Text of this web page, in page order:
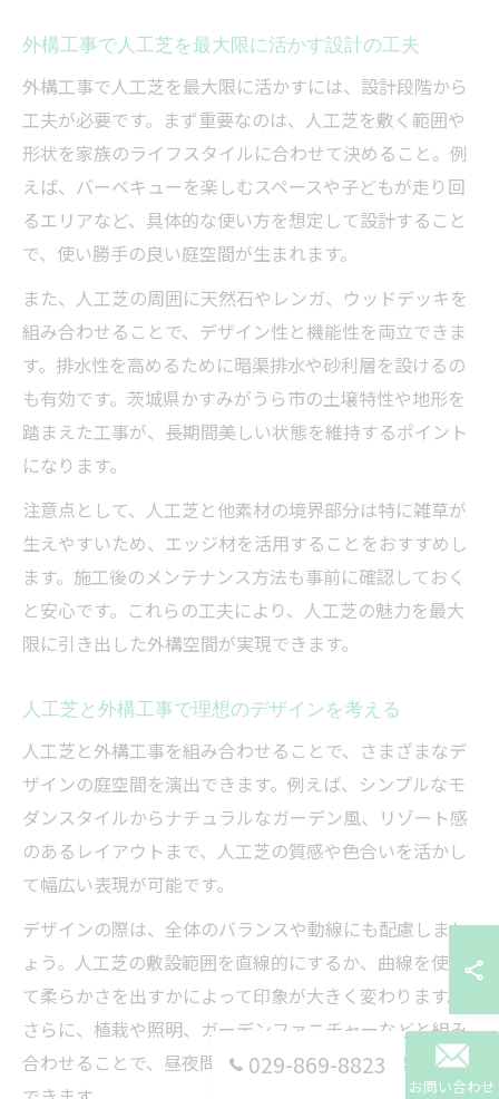
外構工事で人工芝を最大限に活かす設計の工夫
外構工事で人工芝を最大限に活かすには、設計段階から
工夫が必要です。まず重要なのは、人工芝を敷く範囲や
形状を家族のライフスタイルに合わせて決めること。例
えば、バーベキューを楽しむスペースや子どもが走り回
るエリアなど、具体的な使い方を想定して設計すること
で、使い勝手の良い庭空間が生まれます。
また、人工芝の周囲に天然石やレンガ、ウッドデッキを
組み合わせることで、デザイン性と機能性を両立できま
す。排水性を高めるために暗渠排水や砂利層を設けるの
も有効です。茨城県かすみがうら市の土壌特性や地形を
踏まえた工事が、長期間美しい状態を維持するポイント
になります。
注意点として、人工芝と他素材の境界部分は特に雑草が
生えやすいため、エッジ材を活用することをおすすめし
ます。施工後のメンテナンス方法も事前に確認しておく
と安心です。これらの工夫により、人工芝の魅力を最大
限に引き出した外構空間が実現できます。
人工芝と外構工事で理想のデザインを考える
人工芝と外構工事を組み合わせることで、さまざまなデ
ザインの庭空間を演出できます。例えば、シンプルなモ
ダンスタイルからナチュラルなガーデン風、リゾート感
のあるレイアウトまで、人工芝の質感や色合いを活かし
て幅広い表現が可能です。
デザインの際は、全体のバランスや動線にも配慮しまし
ょう。人工芝の敷設範囲を直線的にするか、曲線を使っ
て柔らかさを出すかによって印象が大きく変わります。
さらに、植栽や照明、ガーデンファニチャーなどと組み
合わせることで、昼夜問わず楽しめる空間を作ることが
029-869-8823
お問い合わせ